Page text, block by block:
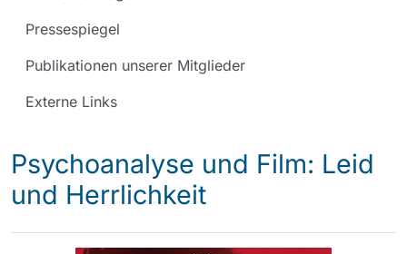
Pressespiegel
Publikationen unserer Mitglieder
Externe Links
Psychoanalyse und Film: Leid
und Herrlichkeit